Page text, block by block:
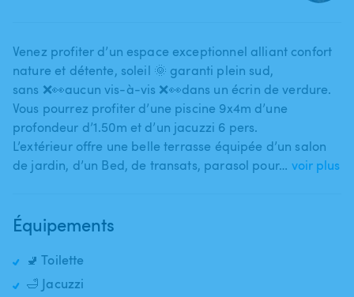
Venez profiter d’un espace exceptionnel alliant confort
nature et détente​,​ soleil 🌞 garanti plein sud​,​
sans ❌👀aucun vis-à-vis ❌👀dans un écrin de verdure.
Vous pourrez profiter d’une piscine 9x4m d’une
profondeur d’1.50m et d’un jacuzzi 6 pers.
L’extérieur offre une belle terrasse équipée d’un salon
de jardin​,​ d’un Bed​,​ de transats​,​ parasol pour… voir plus
Équipements
🚽 Toilette
🛁 Jacuzzi